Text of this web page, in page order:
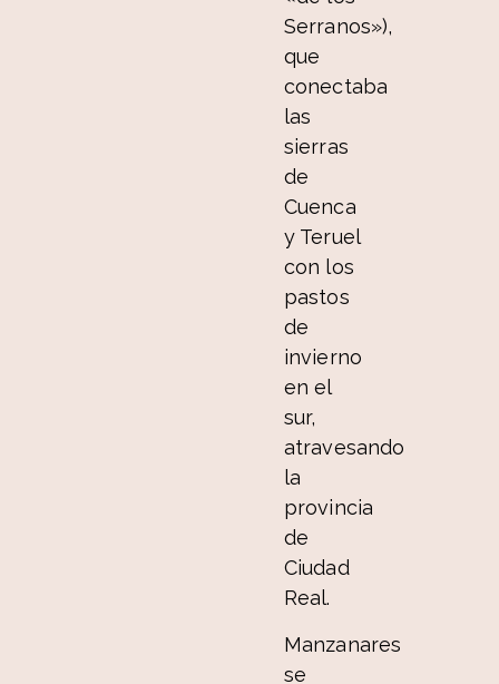
Serranos»),
que
conectaba
las
sierras
de
Cuenca
y Teruel
con los
pastos
de
invierno
en el
sur,
atravesando
la
provincia
de
Ciudad
Real.
Manzanares
se